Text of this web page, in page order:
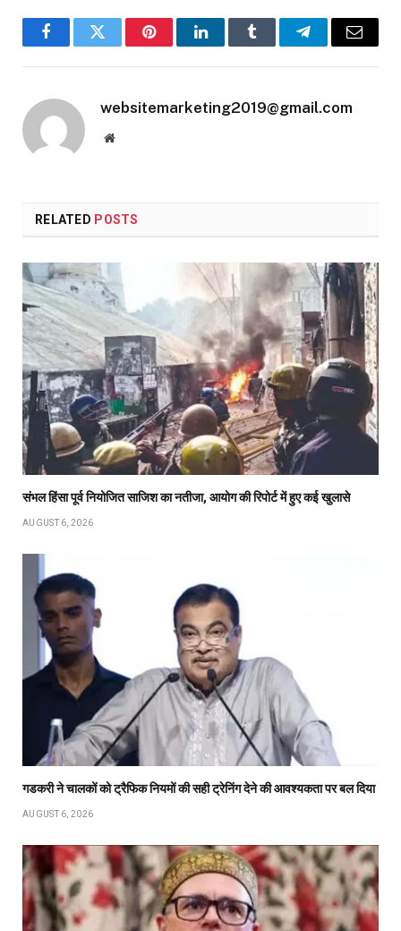
FacebookTwitter PinterestLinkedInTumblr TelegramEmail
websitemarketing2019@gmail.com
Website
RELATED POSTS
संभल हिंसा पूर्व नियोजित साजिश का नतीजा, आयोग की रिपोर्ट में हुए कई खुलासे
AUGUST 6, 2026
गडकरी ने चालकों को ट्रैफिक नियमों की सही ट्रेनिंग देने की आवश्यकता पर बल दिया
AUGUST 6, 2026